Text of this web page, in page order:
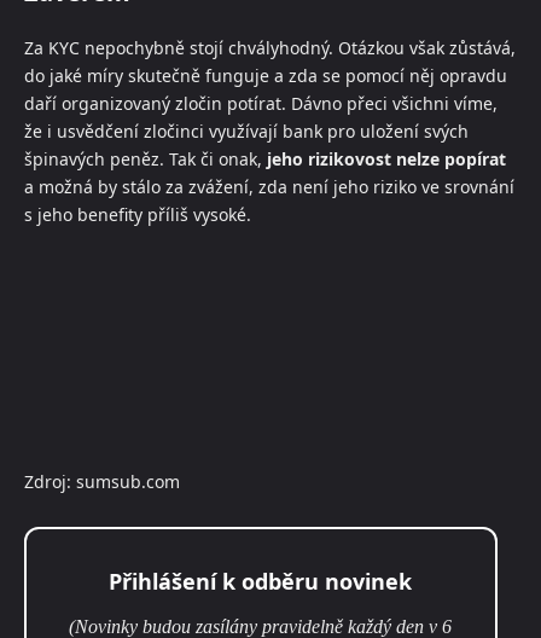
Za KYC nepochybně stojí chvályhodný. Otázkou však zůstává,
do jaké míry skutečně funguje a zda se pomocí něj opravdu
daří organizovaný zločin potírat. Dávno přeci všichni víme,
že i usvědčení zločinci využívají bank pro uložení svých
špinavých peněz. Tak či onak, jeho rizikovost nelze popírat
a možná by stálo za zvážení, zda není jeho riziko ve srovnání
s jeho benefity příliš vysoké.
Zdroj: sumsub.com
Přihlášení k odběru novinek
(Novinky budou zasílány pravidelně každý den v 6